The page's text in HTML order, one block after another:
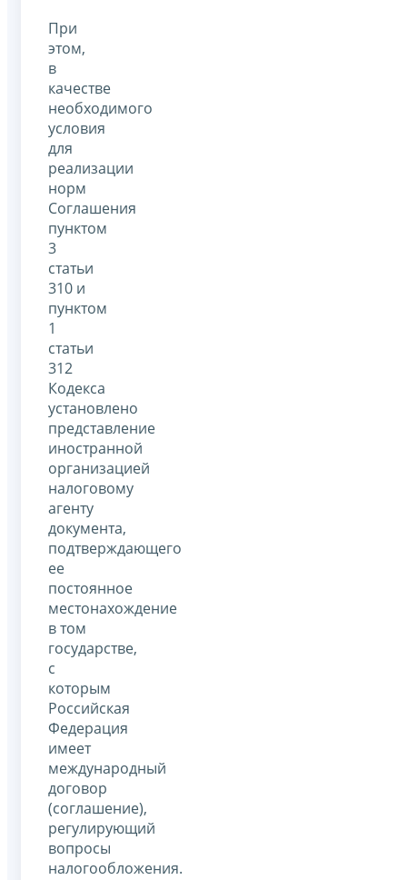
При
этом,
в
качестве
необходимого
условия
для
реализации
норм
Соглашения
пунктом
3
статьи
310 и
пунктом
1
статьи
312
Кодекса
установлено
представление
иностранной
организацией
налоговому
агенту
документа,
подтверждающего
ее
постоянное
местонахождение
в том
государстве,
с
которым
Российская
Федерация
имеет
международный
договор
(соглашение),
регулирующий
вопросы
налогообложения.